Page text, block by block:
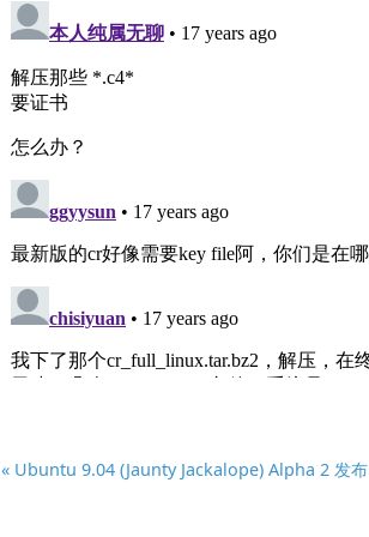
« Ubuntu 9.04 (Jaunty Jackalope) Alpha 2 发布